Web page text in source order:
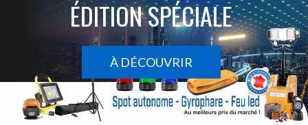
ÉDITION SPÉCIALE
À DÉCOUVRIR